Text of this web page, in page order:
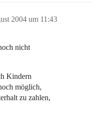
2004 um 11:43
nicht
Kindern
möglich,
zu zahlen,